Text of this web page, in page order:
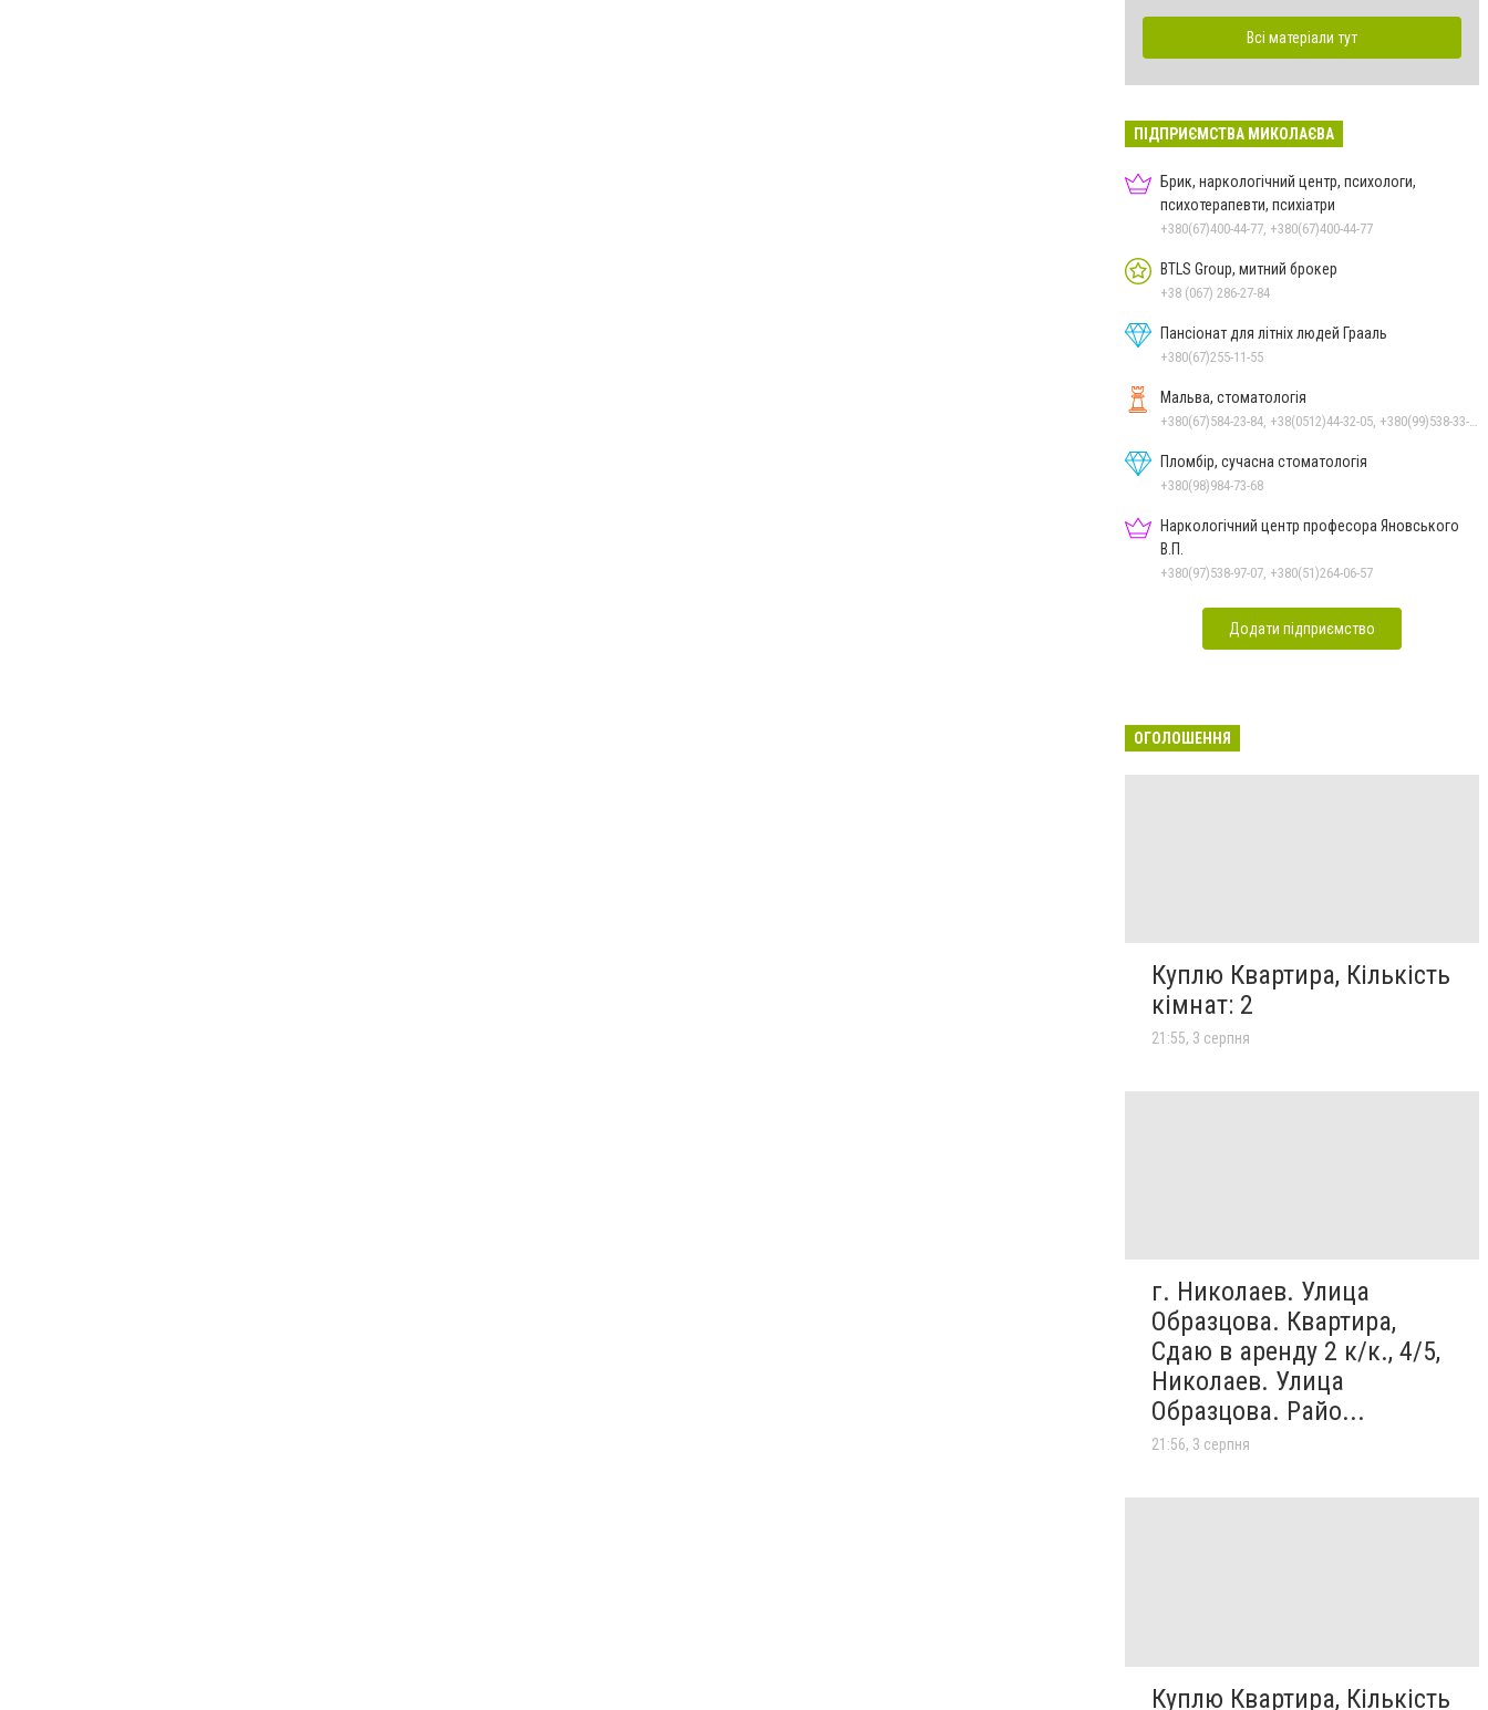
Всі матеріали тут
ПІДПРИЄМСТВА МИКОЛАЄВА
Брик, наркологічний центр, психологи,
психотерапевти, психіатри
+380(67)400-44-77, +380(67)400-44-77
BTLS Group, митний брокер
+38 (067) 286-27-84
Пансіонат для літніх людей Грааль
+380(67)255-11-55
Мальва, стоматологія
Пломбір, сучасна стоматологія
+380(98)984-73-68
Наркологічний центр професора Яновського
В.П.
+380(97)538-97-07, +380(51)264-06-57
Додати підприємство
ОГОЛОШЕННЯ
Куплю Квартира, Кількість
кімнат: 2
21:55, 3 серпня
г. Николаев. Улица
Образцова. Квартира,
Сдаю в аренду 2 к/к., 4/5,
Николаев. Улица
Образцова. Райо...
21:56, 3 серпня
Куплю Квартира, Кількість